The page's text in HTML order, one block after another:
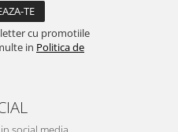
cu promotiile
in Politica de